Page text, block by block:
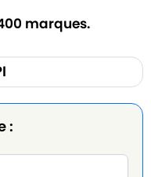
marques.
: